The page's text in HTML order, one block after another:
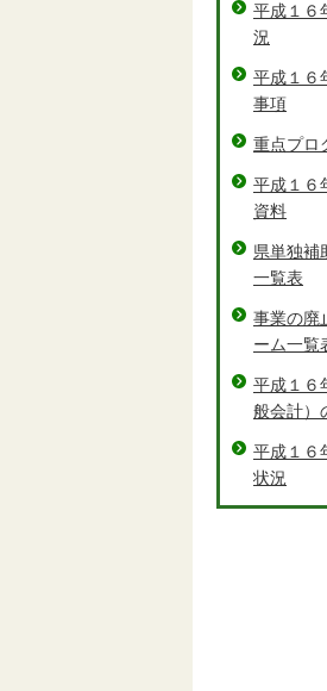
平成１６
況
平成１６
事項
重点プロ
平成１６
資料
県単独補
一覧表
事業の廃
ーム一覧
平成１６
般会計）
平成１６
状況